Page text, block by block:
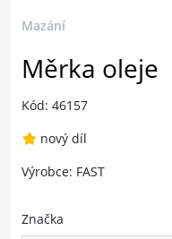
Mazání
Měrka oleje
Kód: 46157
nový díl
Výrobce: FAST
Značka